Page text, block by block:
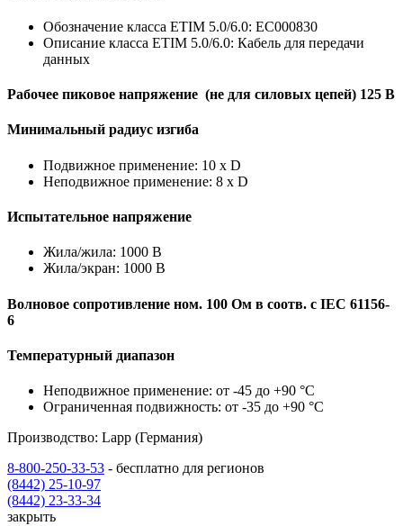
Обозначение класса ETIM 5.0/6.0: EC000830
Описание класса ETIM 5.0/6.0: Кабель для передачи
данных
Рабочее пиковое напряжение (не для силовых цепей) 125 В
Минимальный радиус изгиба
Подвижное применение: 10 x D
Неподвижное применение: 8 x D
Испытательное напряжение
Жила/жила: 1000 В
Жила/экран: 1000 В
Волновое сопротивление ном. 100 Ом в соотв. с IEC 61156-
6
Температурный диапазон
Неподвижное применение: от -45 до +90 °C
Ограниченная подвижность: от -35 до +90 °C
Производство: Lapp (Германия)
8-800-250-33-53 - бесплатно для регионов
(8442) 25-10-97
(8442) 23-33-34
закрыть